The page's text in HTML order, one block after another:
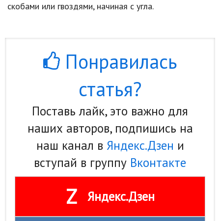
скобами или гвоздями, начиная с угла.
Понравилась
статья?
Поставь лайк, это важно для
наших авторов, подпишись на
наш канал в Яндекс.Дзен и
вступай в группу Вконтакте
Z Яндекс.Дзен